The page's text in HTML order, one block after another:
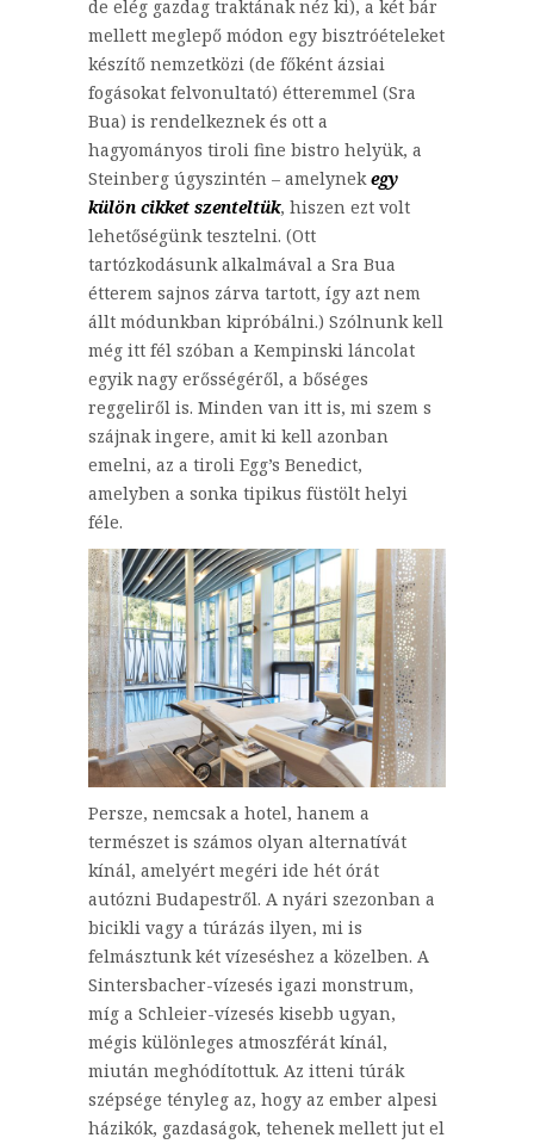
de elég gazdag traktának néz ki), a két bár
mellett meglepő módon egy bisztróételeket
készítő nemzetközi (de főként ázsiai
fogásokat felvonultató) étteremmel (Sra
Bua) is rendelkeznek és ott a
hagyományos tiroli fine bistro helyük, a
Steinberg úgyszintén – amelynekegy
külön cikket szenteltük, hiszen ezt volt
lehetőségünk tesztelni. (Ott
tartózkodásunk alkalmával a Sra Bua
étterem sajnos zárva tartott, így azt nem
állt módunkban kipróbálni.) Szólnunk kell
még itt fél szóban a Kempinski láncolat
egyik nagy erősségéről, a bőséges
reggeliről is. Minden van itt is, mi szem s
szájnak ingere, amit ki kell azonban
emelni, az a tiroli Egg’s Benedict,
amelyben a sonka tipikus füstölt helyi
féle.
Persze, nemcsak a hotel, hanem a
természet is számos olyan alternatívát
kínál, amelyért megéri ide hét órát
autózni Budapestről. A nyári szezonban a
bicikli vagy a túrázás ilyen, mi is
felmásztunk két vízeséshez a közelben. A
Sintersbacher-vízesés igazi monstrum,
míg a Schleier-vízesés kisebb ugyan,
mégis különleges atmoszférát kínál,
miután meghódítottuk. Az itteni túrák
szépsége tényleg az, hogy az ember alpesi
házikók, gazdaságok, tehenek mellett jut el